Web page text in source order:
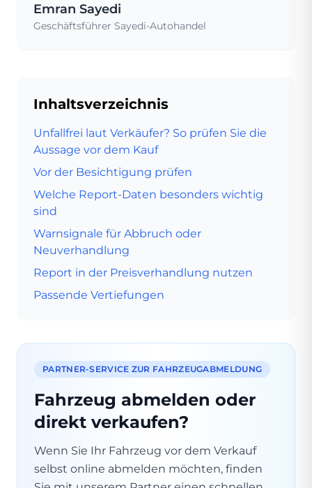
Emran Sayedi
Geschäftsführer Sayedi-Autohandel
Inhaltsverzeichnis
Unfallfrei laut Verkäufer? So prüfen Sie die
Aussage vor dem Kauf
Vor der Besichtigung prüfen
Welche Report-Daten besonders wichtig
sind
Warnsignale für Abbruch oder
Neuverhandlung
Report in der Preisverhandlung nutzen
Passende Vertiefungen
PARTNER-SERVICE ZUR FAHRZEUGABMELDUNG
Fahrzeug abmelden oder
direkt verkaufen?
Wenn Sie Ihr Fahrzeug vor dem Verkauf
selbst online abmelden möchten, finden